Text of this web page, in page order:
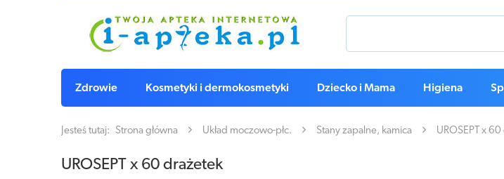
Zdrowie Kosmetyki i dermokosmetyki Dziecko i Mama Higiena
Jesteś tutaj: Strona główna Układ moczowo-płc. Stany zapalne, kamica UROSEPT x
UROSEPT x 60 drażetek